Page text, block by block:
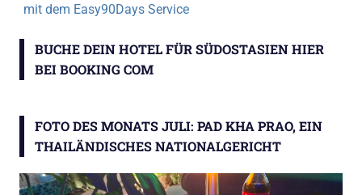
mit dem Easy90Days Service
BUCHE DEIN HOTEL FÜR SÜDOSTASIEN HIER
BEI BOOKING COM
FOTO DES MONATS JULI: PAD KHA PRAO, EIN
THAILÄNDISCHES NATIONALGERICHT